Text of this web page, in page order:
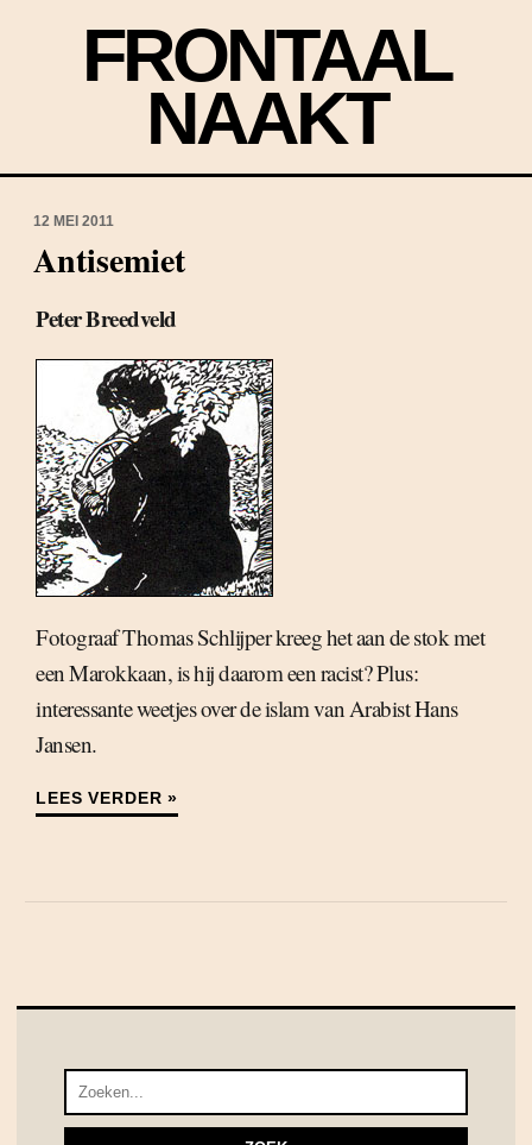
FRONTAAL
NAAKT
12 MEI 2011
Antisemiet
Peter Breedveld
Fotograaf Thomas Schlijper kreeg het aan de stok met
een Marokkaan, is hij daarom een racist? Plus:
interessante weetjes over de islam van Arabist Hans
Jansen.
LEES VERDER »